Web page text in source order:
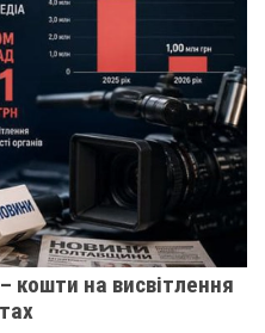
кошти на висвітлення